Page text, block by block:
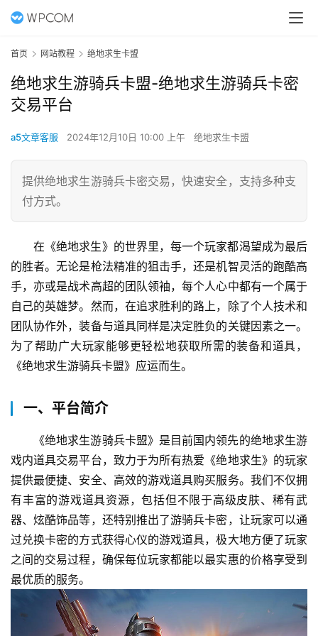
首页 网站教程 绝地求生卡盟
绝地求生游骑兵卡盟-绝地求生游骑兵卡密
交易平台
a5文章客服 2024年12月10日 10:00 上午 绝地求生卡盟
提供绝地求生游骑兵卡密交易，快速安全，支持多种支
付方式。
在《绝地求生》的世界里，每一个玩家都渴望成为最后
的胜者。无论是枪法精准的狙击手，还是机智灵活的跑酷高
手，亦或是战术高超的团队领袖，每个人心中都有一个属于
自己的英雄梦。然而，在追求胜利的路上，除了个人技术和
团队协作外，装备与道具同样是决定胜负的关键因素之一。
为了帮助广大玩家能够更轻松地获取所需的装备和道具，
《绝地求生游骑兵卡盟》应运而生。
一、平台简介
《绝地求生游骑兵卡盟》是目前国内领先的绝地求生游
戏内道具交易平台，致力于为所有热爱《绝地求生》的玩家
提供最便捷、安全、高效的游戏道具购买服务。我们不仅拥
有丰富的游戏道具资源，包括但不限于高级皮肤、稀有武
器、炫酷饰品等，还特别推出了游骑兵卡密，让玩家可以通
过兑换卡密的方式获得心仪的游戏道具，极大地方便了玩家
之间的交易过程，确保每位玩家都能以最实惠的价格享受到
最优质的服务。